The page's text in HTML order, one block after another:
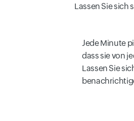
Lassen Sie
Jede Minute
dass sie von
Lassen Sie